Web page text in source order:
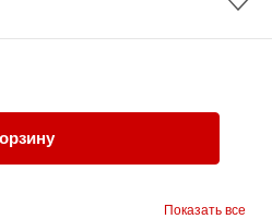
Показать все